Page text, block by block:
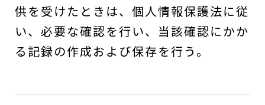
供を受けたときは、個人情報保護法に従
い、必要な確認を行い、当該確認にかか
る記録の作成および保存を行う。